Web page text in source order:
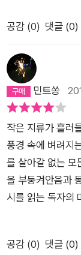
건너왔다. 다시
인, 이성복, 황지
나를 불렀기 때문
상에는 남아 있는
이상하게 보이는
공감 (0) 댓글 (0)
민트쏭
작은 지류가 흘러
풍경 속에 벼려지
를 살아갈 없는 모
을 부둥켜안음과
시를 읽는 독자의
시 걸음을 멈추고
올렸을 언어의 성
공감 (0) 댓글 (0)